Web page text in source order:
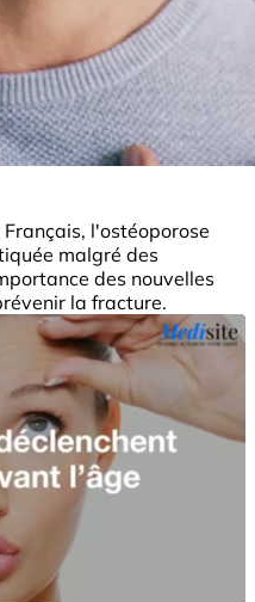
l'ostéoporose
malgré des
des nouvelles
la fracture.